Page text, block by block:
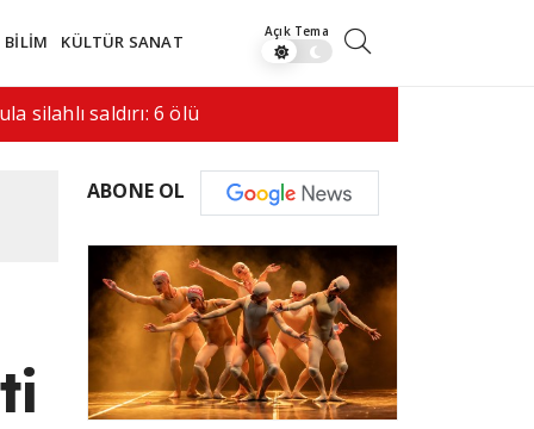
BİLİM KÜLTÜR SANAT
hala bir…
ABONE OL